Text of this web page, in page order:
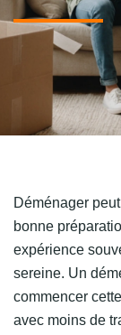
Déménager
bonne
expérience
sereine. Un
commencer
avec moins de